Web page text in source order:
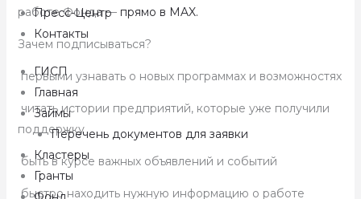
Пресс-Центр
Контакты
ГИСП
Главная
Займы
Перечень документов для заявки
Кластеры
Гранты
работе Фонда — прямо в MAX.
Зачем подписываться?
первыми узнавать о новых программах и возможностях
читать истории предприятий, которые уже получили
поддержку
быть в курсе важных объявлений и событий
быстро находить нужную информацию о работе